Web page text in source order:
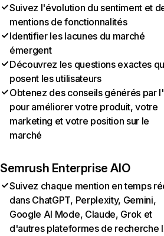
Suivez l'évolution du sentiment et
mentions de fonctionnalités
Identifier les lacunes du marché
émergent
Découvrez les questions exactes
posent les utilisateurs
Obtenez des conseils générés par
pour améliorer votre produit, votre
marketing et votre position sur le
marché
Semrush Enterprise AIO
Suivez chaque mention en temps
dans ChatGPT, Perplexity, Gemini,
Google AI Mode, Claude, Grok et
d'autres plateformes de recherche